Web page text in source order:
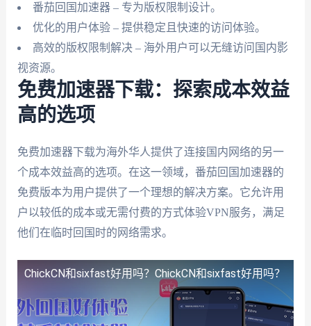
番茄回国加速器 – 专为版权限制设计。
优化的用户体验 – 提供稳定且快速的访问体验。
高效的版权限制解决 – 海外用户可以无缝访问国内影
视资源。
免费加速器下载：探索成本效益
高的选项
免费加速器下载为海外华人提供了连接国内网络的另一
个成本效益高的选项。在这一领域，番茄回国加速器的
免费版本为用户提供了一个理想的解决方案。它允许用
户以较低的成本或无需付费的方式体验VPN服务，满足
他们在临时回国时的网络需求。
ChickCN和sixfast好用吗？ ChickCN和sixfast好用吗？